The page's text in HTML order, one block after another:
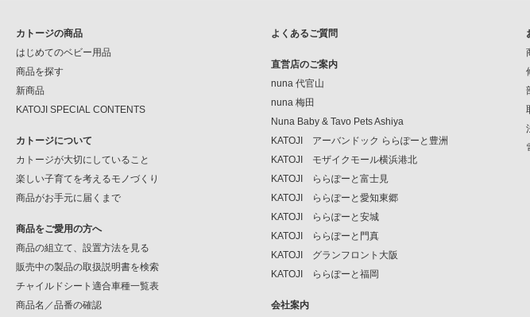
カトージの商品
はじめてのベビー用品
商品を探す
新商品
KATOJI SPECIAL CONTENTS
カトージについて
カトージが大切にしていること
楽しい子育てを考えるモノづくり
商品がお手元に届くまで
商品をご愛用の方へ
商品の組立て、設置方法を見る
販売中の製品の取扱説明書を検索
チャイルドシート適合車種一覧表
商品名／品番の確認
よくあるご質問
直営店のご案内
nuna 代官山
nuna 梅田
Nuna Baby & Tavo Pets Ashiya
KATOJI アーバンドック ららぽーと豊洲
KATOJI モザイクモール横浜港北
KATOJI ららぽーと富士見
KATOJI ららぽーと愛知東郷
KATOJI ららぽーと安城
KATOJI ららぽーと門真
KATOJI グランフロント大阪
KATOJI ららぽーと福岡
会社案内